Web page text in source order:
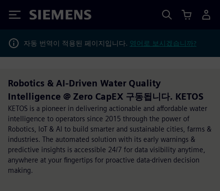
Siemens
자동 번역이 적용된 페이지입니다. 영어로 보시겠습니까?
Robotics & AI-Driven Water Quality
Intelligence @ Zero CapEX 구동됩니다. KETOS
KETOS is a pioneer in delivering actionable and affordable water
intelligence to operators since 2015 through the power of
Robotics, IoT & AI to build smarter and sustainable cities, farms &
industries. The automated solution with its early warnings &
predictive insights is accessible 24/7 for data visibility anytime,
anywhere at your fingertips for proactive data-driven decision
making.